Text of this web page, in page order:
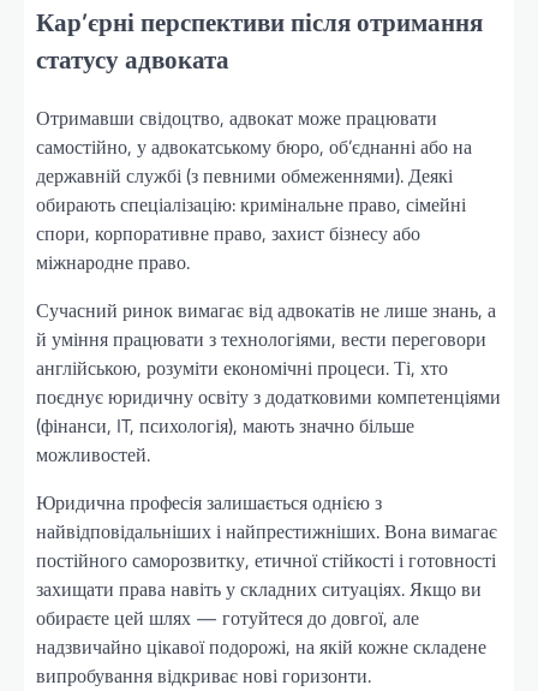
Кар’єрні перспективи після отримання
статусу адвоката
Отримавши свідоцтво, адвокат може працювати
самостійно, у адвокатському бюро, об’єднанні або на
державній службі (з певними обмеженнями). Деякі
обирають спеціалізацію: кримінальне право, сімейні
спори, корпоративне право, захист бізнесу або
міжнародне право.
Сучасний ринок вимагає від адвокатів не лише знань, а
й уміння працювати з технологіями, вести переговори
англійською, розуміти економічні процеси. Ті, хто
поєднує юридичну освіту з додатковими компетенціями
(фінанси, IT, психологія), мають значно більше
можливостей.
Юридична професія залишається однією з
найвідповідальніших і найпрестижніших. Вона вимагає
постійного саморозвитку, етичної стійкості і готовності
захищати права навіть у складних ситуаціях. Якщо ви
обираєте цей шлях — готуйтеся до довгої, але
надзвичайно цікавої подорожі, на якій кожне складене
випробування відкриває нові горизонти.